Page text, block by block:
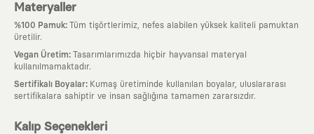
Materyaller
%100 Pamuk: Tüm tişörtlerimiz, nefes alabilen yüksek kaliteli pamuktan
üretilir.
Vegan Üretim: Tasarımlarımızda hiçbir hayvansal materyal
kullanılmamaktadır.
Sertifikalı Boyalar: Kumaş üretiminde kullanılan boyalar, uluslararası
sertifikalara sahiptir ve insan sağlığına tamamen zararsızdır.
Kalıp Seçenekleri